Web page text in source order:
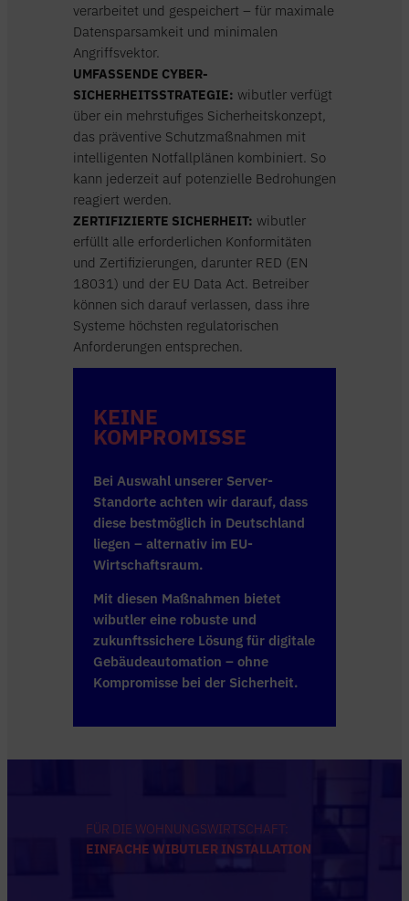
verarbeitet und gespeichert – für maximale
Datensparsamkeit und minimalen
Angriffsvektor.
UMFASSENDE CYBER-
SICHERHEITSSTRATEGIE: wibutler verfügt
über ein mehrstufiges Sicherheitskonzept,
das präventive Schutzmaßnahmen mit
intelligenten Notfallplänen kombiniert. So
kann jederzeit auf potenzielle Bedrohungen
reagiert werden.
ZERTIFIZIERTE SICHERHEIT: wibutler
erfüllt alle erforderlichen Konformitäten
und Zertifizierungen, darunter RED (EN
18031) und der EU Data Act. Betreiber
können sich darauf verlassen, dass ihre
Systeme höchsten regulatorischen
Anforderungen entsprechen.
KEINE
KOMPROMISSE
Bei Auswahl unserer Server-
Standorte achten wir darauf, dass
diese bestmöglich in Deutschland
liegen – alternativ im EU-
Wirtschaftsraum.
Mit diesen Maßnahmen bietet
wibutler eine robuste und
zukunftssichere Lösung für digitale
Gebäudeautomation – ohne
Kompromisse bei der Sicherheit.
FÜR DIE WOHNUNGSWIRTSCHAFT:
EINFACHE WIBUTLER INSTALLATION